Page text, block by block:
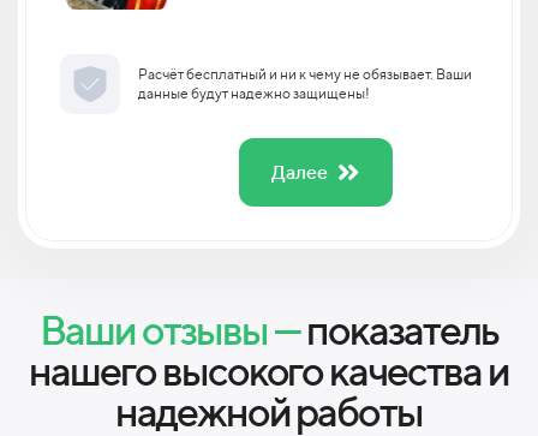
Расчёт бесплатный и ни к чему не обязывает. Ваши
данные будут надежно защищены!
Далее
Ваши отзывы —показатель
нашего высокого качества и
надежной работы